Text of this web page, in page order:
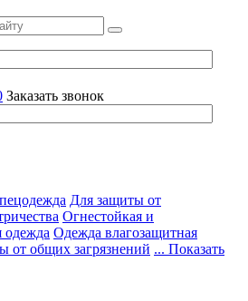
Заказать звонок
Для защиты от
Огнестойкая и
одежда Одежда влагозащитная
от общих загрязнений ... Показать